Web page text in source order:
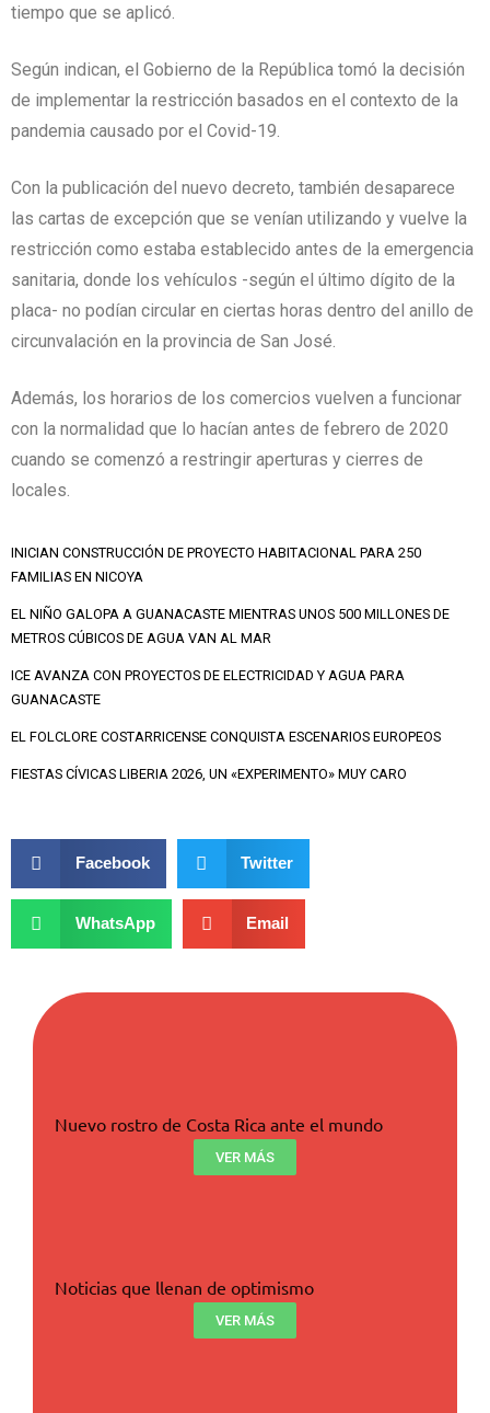
tiempo que se aplicó.
Según indican, el Gobierno de la República tomó la decisión
de implementar la restricción basados en el contexto de la
pandemia causado por el Covid-19.
Con la publicación del nuevo decreto, también desaparece
las cartas de excepción que se venían utilizando y vuelve la
restricción como estaba establecido antes de la emergencia
sanitaria, donde los vehículos -según el último dígito de la
placa- no podían circular en ciertas horas dentro del anillo de
circunvalación en la provincia de San José.
Además, los horarios de los comercios vuelven a funcionar
con la normalidad que lo hacían antes de febrero de 2020
cuando se comenzó a restringir aperturas y cierres de
locales.
INICIAN CONSTRUCCIÓN DE PROYECTO HABITACIONAL PARA 250
FAMILIAS EN NICOYA
EL NIÑO GALOPA A GUANACASTE MIENTRAS UNOS 500 MILLONES DE
METROS CÚBICOS DE AGUA VAN AL MAR
ICE AVANZA CON PROYECTOS DE ELECTRICIDAD Y AGUA PARA
GUANACASTE
EL FOLCLORE COSTARRICENSE CONQUISTA ESCENARIOS EUROPEOS
FIESTAS CÍVICAS LIBERIA 2026, UN «EXPERIMENTO» MUY CARO
Facebook Twitter
WhatsApp Email
Nuevo rostro de Costa Rica ante el mundo
VER MÁS
Noticias que llenan de optimismo
VER MÁS